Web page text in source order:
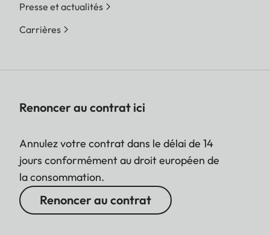
Presse et actualités
Carrières
Renoncer au contrat ici
Annulez votre contrat dans le délai de 14
jours conformément au droit européen de
la consommation.
Renoncer au contrat